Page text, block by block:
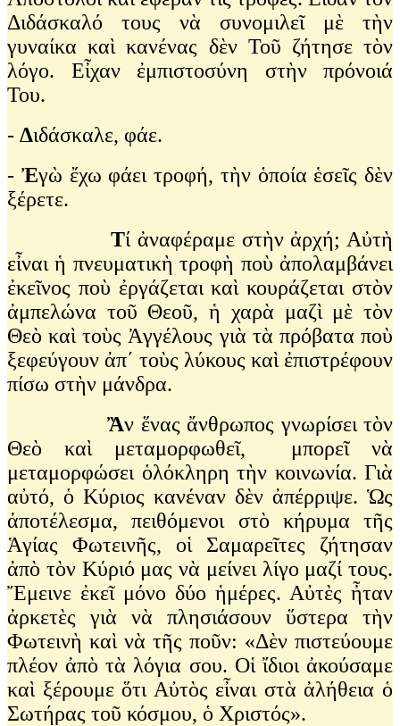
Διδάσκαλό τους νὰ συνομιλεῖ μὲ τὴν
γυναίκα καὶ κανένας δὲν Τοῦ ζήτησε τὸν
λόγο. Εἶχαν ἐμπιστοσύνη στὴν πρόνοιά
Του.
- Διδάσκαλε, φάε.
- Ἐγὼ ἔχω φάει τροφή, τὴν ὁποία ἑσεῖς δὲν
ξέρετε.
Τί ἀναφέραμε στὴν ἀρχή; Αὐτὴ
εἶναι ἡ πνευματικὴ τροφὴ ποὺ ἀπολαμβάνει
ἐκεῖνος ποὺ ἐργάζεται καὶ κουράζεται στὸν
ἀμπελώνα τοῦ Θεοῦ, ἡ χαρὰ μαζὶ μὲ τὸν
Θεὸ καὶ τοὺς Ἀγγέλους γιὰ τὰ πρόβατα ποὺ
ξεφεύγουν ἀπ΄ τοὺς λύκους καὶ ἐπιστρέφουν
πίσω στὴν μάνδρα.
Ἂν ἕνας ἄνθρωπος γνωρίσει τὸν
Θεὸ καὶ μεταμορφωθεῖ, μπορεῖ νὰ
μεταμορφώσει ὁλόκληρη τὴν κοινωνία. Γιὰ
αὐτό, ὁ Κύριος κανέναν δὲν ἀπέρριψε. Ὡς
ἀποτέλεσμα, πειθόμενοι στὸ κήρυμα τῆς
Ἁγίας Φωτεινῆς, οἱ Σαμαρεῖτες ζήτησαν
ἀπὸ τὸν Κύριό μας νὰ μείνει λίγο μαζί τους.
Ἔμεινε ἐκεῖ μόνο δύο ἡμέρες. Αὐτὲς ἦταν
ἀρκετὲς γιὰ νὰ πλησιάσουν ὕστερα τὴν
Φωτεινὴ καὶ νὰ τῆς ποῦν: «Δὲν πιστεύουμε
πλέον ἀπὸ τὰ λόγια σου. Οἱ ἴδιοι ἀκούσαμε
καὶ ξέρουμε ὅτι Αὐτὸς εἶναι στὰ ἀλήθεια ὁ
Σωτήρας τοῦ κόσμου, ὁ Χριστός».